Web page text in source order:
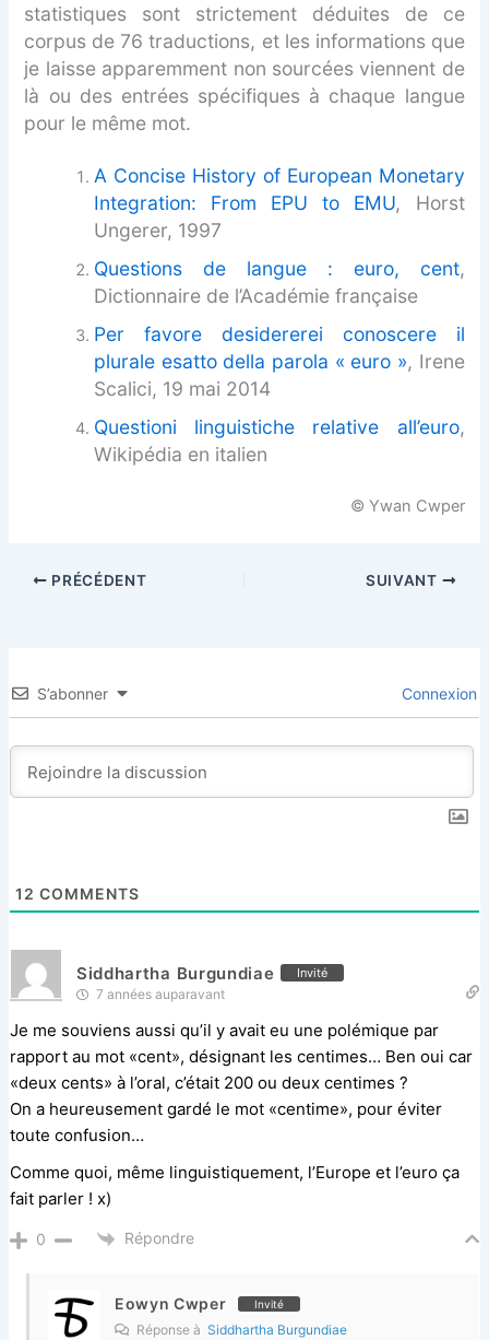
statistiques sont strictement déduites de ce
corpus de 76 traductions, et les informations que
je laisse apparemment non sourcées viennent de
là ou des entrées spécifiques à chaque langue
pour le même mot.
A Concise History of European Monetary
Integration: From EPU to EMU, Horst
Ungerer, 1997
Questions de langue : euro, cent,
Dictionnaire de l’Académie française
Per favore desidererei conoscere il
plurale esatto della parola « euro », Irene
Scalici, 19 mai 2014
Questioni linguistiche relative all’euro,
Wikipédia en italien
© Ywan Cwper
PRÉCÉDENT SUIVANT
S’abonner Connexion
12 COMMENTS
Siddhartha Burgundiae Invité
7 années auparavant
Je me souviens aussi qu’il y avait eu une polémique par
rapport au mot «cent», désignant les centimes… Ben oui car
«deux cents» à l’oral, c’était 200 ou deux centimes ?
On a heureusement gardé le mot «centime», pour éviter
toute confusion…
Comme quoi, même linguistiquement, l’Europe et l’euro ça
fait parler ! x)
0 Répondre
Eowyn Cwper Invité
Réponse à Siddhartha Burgundiae